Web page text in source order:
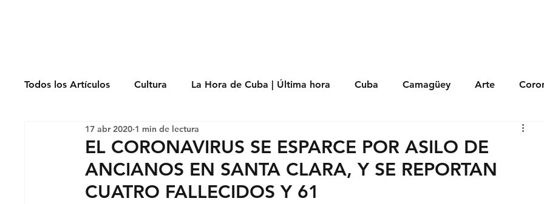
Todos los Artículos Cultura La Hora de Cuba | Última hora Cuba Camagüey Arte
Economía Feminicidio Entrevistas
Religión
EL CORONAVIRUS SE ESPARCE POR ASILO DE
ANCIANOS EN SANTA CLARA, Y SE REPORTAN
CUATRO FALLECIDOS Y 61
17 abr 2020 1 min de lectura